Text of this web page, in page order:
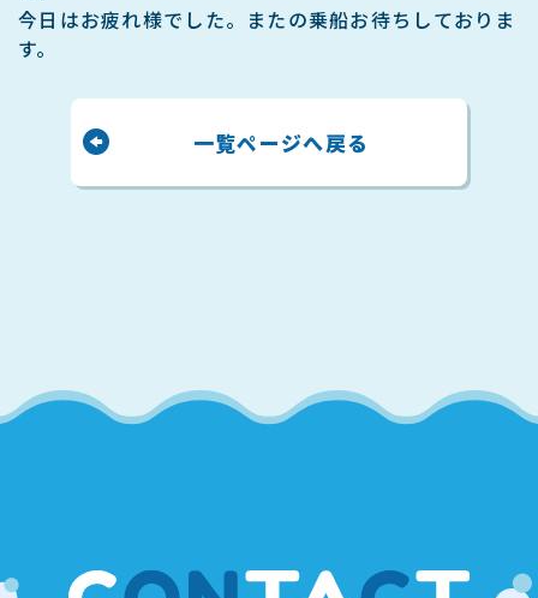
今日はお疲れ様でした。またの乗船お待ちしておりま
す。
一覧ページへ戻る